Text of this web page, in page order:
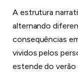
A estrutura
alternando
consequências
vividos pelos
estende do verão